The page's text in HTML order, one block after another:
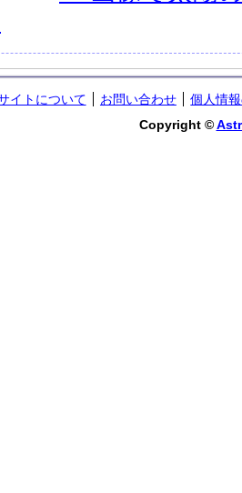
イトについて お問い合わせ
個人情
Copyright ©